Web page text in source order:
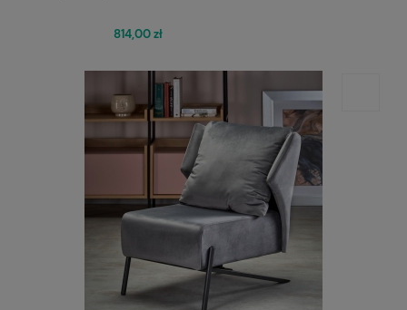
814,00 zł